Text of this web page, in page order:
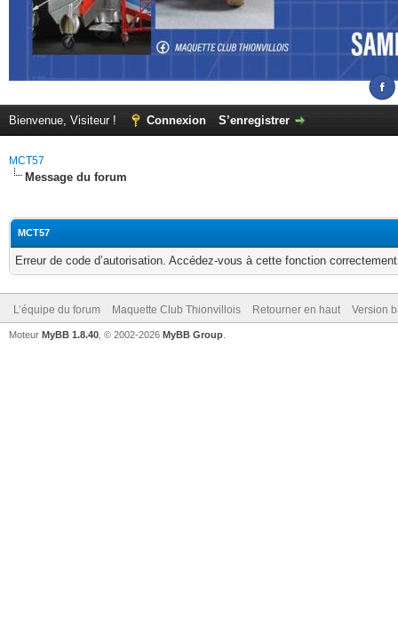
Bienvenue, Visiteur ! Connexion S’enregistrer
MCT57
Message du forum
MCT57
Erreur de code d’autorisation. Accédez-vous à cette fonction
L’équipe du forum Maquette Club Thionvillois Retourner en haut Version
Moteur MyBB 1.8.40 , © 2002-2026 MyBB Group